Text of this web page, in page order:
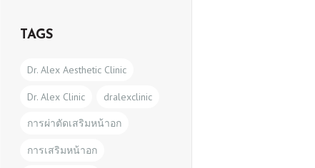
TAGS
Dr. Alex Aesthetic Clinic
Dr. Alex Clinic dralexclinic
การผ่าตัดเสริมหน้าอก
การเสริมหน้าอก